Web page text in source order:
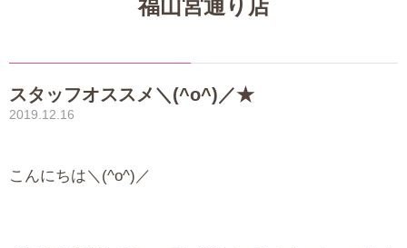
福山宮通り店
スタッフオススメ＼(^o^)／★
2019.12.16
こんにちは＼(^o^)／